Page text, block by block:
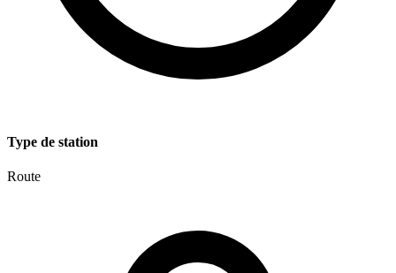
Type de station
Route